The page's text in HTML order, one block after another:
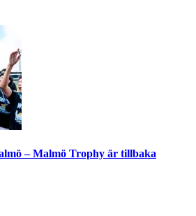
– Malmö Trophy är tillbaka